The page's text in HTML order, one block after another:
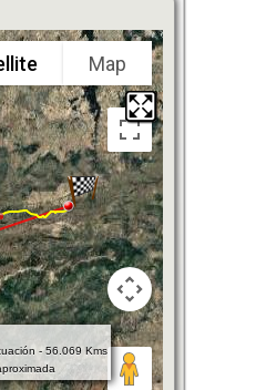
- 56.069 Kms
Map